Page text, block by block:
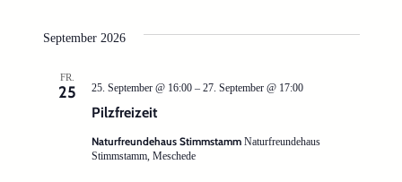
September 2026
FR.
25
Pilzfreizeit
25. September @ 16:00– 27. September @ 17:00
Naturfreundehaus Stimmstamm Naturfreundehaus
Stimmstamm, Meschede